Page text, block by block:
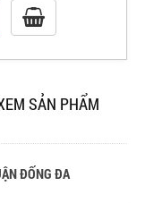
SẢN PHẨM
ĐỐNG ĐA